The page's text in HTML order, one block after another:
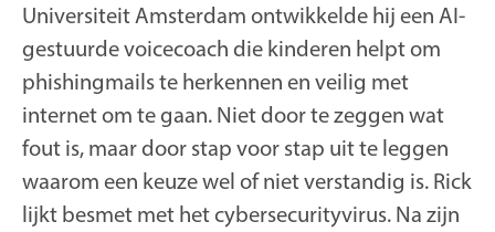
Universiteit Amsterdam ontwikkelde hij een AI-
gestuurde voicecoach die kinderen helpt om
phishingmails te herkennen en veilig met
internet om te gaan. Niet door te zeggen wat
fout is, maar door stap voor stap uit te leggen
waarom een keuze wel of niet verstandig is. Rick
lijkt besmet met het cybersecurityvirus. Na zijn